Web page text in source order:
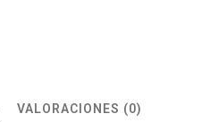
VALORACIONES (0)